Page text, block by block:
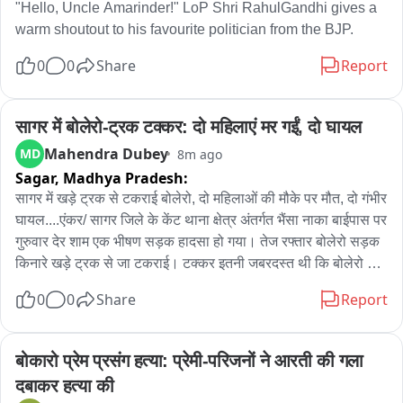
"Hello, Uncle Amarinder!" LoP Shri RahulGandhi gives a
warm shoutout to his favourite politician from the BJP.
0 0 Share Report
सागर में बोलेरो-ट्रक टक्कर: दो महिलाएं मर गईं, दो घायल
MD Mahendra Dubey 8m ago
Sagar, Madhya Pradesh:
सागर में खड़े ट्रक से टकराई बोलेरो, दो महिलाओं की मौके पर मौत, दो गंभीर
घायल....एंकर/ सागर जिले के केंट थाना क्षेत्र अंतर्गत भैंसा नाका बाईपास पर
गुरुवार देर शाम एक भीषण सड़क हादसा हो गया। तेज रफ्तार बोलेरो सड़क
किनारे खड़े ट्रक से जा टकराई। टक्कर इतनी जबरदस्त थी कि बोलेरो के
जबकि दो अन्य लोग गंभीर रूप से घायल हो गए जो बेहोश हैं। घायलों को
प्राथमिक उपचार के बाद बेहतर इलाज के लिए बुंदेलखंड मेडिकल कॉलेज
रेफर किया गया है, जहां उनका उपचार जारी है।
0 0 Share Report
बोकारो प्रेम प्रसंग हत्या: प्रेमी-परिजनों ने आरती की गला
दबाकर हत्या की